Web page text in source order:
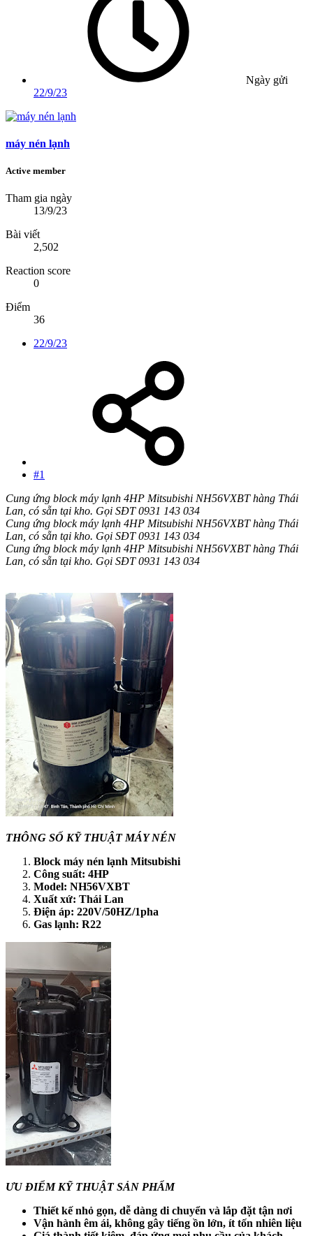
Ngày gửi
22/9/23
máy nén lạnh
Active member
Tham gia ngày
13/9/23
Bài viết
2,502
Reaction score
0
Điểm
36
22/9/23
#1
Cung ứng block máy lạnh 4HP Mitsubishi NH56VXBT hàng Thái
Lan, có sẵn tại kho. Gọi SĐT 0931 143 034
Cung ứng block máy lạnh 4HP Mitsubishi NH56VXBT hàng Thái
Lan, có sẵn tại kho. Gọi SĐT 0931 143 034
Cung ứng block máy lạnh 4HP Mitsubishi NH56VXBT hàng Thái
Lan, có sẵn tại kho. Gọi SĐT 0931 143 034
THÔNG SỐ KỸ THUẬT MÁY NÉN
Block máy nén lạnh Mitsubishi
Công suất: 4HP
Model: NH56VXBT
Xuất xứ: Thái Lan
Điện áp: 220V/50HZ/1pha
Gas lạnh: R22
ƯU ĐIỂM KỸ THUẬT SẢN PHẨM
Thiết kế nhỏ gọn, dễ dàng di chuyển và lắp đặt tận nơi
Vận hành êm ái, không gây tiếng ồn lớn, ít tốn nhiên liệu